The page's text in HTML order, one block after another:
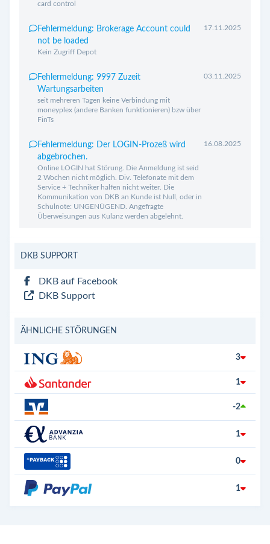
card control
Fehlermeldung: Brokerage Account could
not be loaded
Kein Zugriff Depot
17.11.2025
Fehlermeldung: 9997 Zuzeit
Wartungsarbeiten
seit mehreren Tagen keine Verbindung mit
moneyplex (andere Banken funktionieren) bzw über
FinTs
03.11.2025
Fehlermeldung: Der LOGIN-Prozeß wird
abgebrochen.
Online LOGIN hat Störung. Die Anmeldung ist seid
2 Wochen nicht möglich. Div. Telefonate mit dem
Service + Techniker halfen nicht weiter. Die
Kommunikation von DKB an Kunde ist Null, oder in
Schulnote: UNGENÜGEND. Angefragte
Überweisungen aus Kulanz werden abgelehnt.
16.08.2025
DKB SUPPORT
DKB auf Facebook
DKB Support
ÄHNLICHE STÖRUNGEN
3
1
-2
1
0
1